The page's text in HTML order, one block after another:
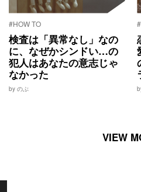
#HOW TO
検査は「異常なし」なの
に、なぜかシンドい…の
犯人はあなたの意志じゃ
なかった
by のぶ
VIEW